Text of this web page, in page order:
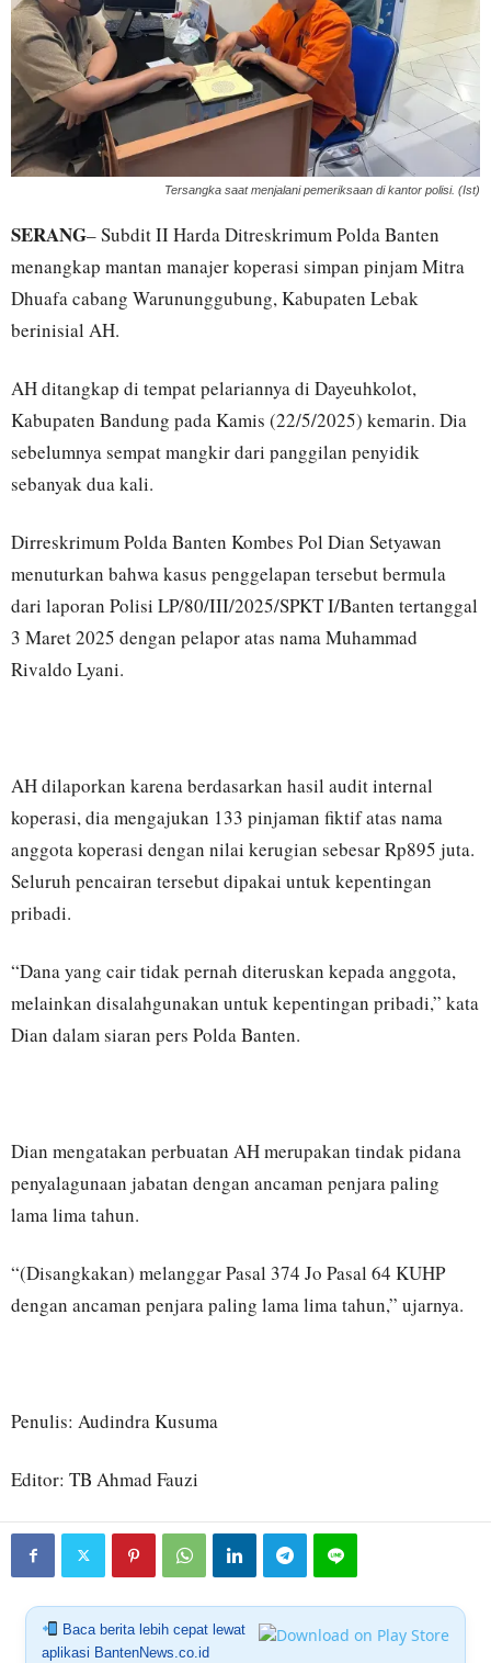
Tersangka saat menjalani pemeriksaan di kantor polisi. (Ist)
SERANG– Subdit II Harda Ditreskrimum Polda Banten
menangkap mantan manajer koperasi simpan pinjam Mitra
Dhuafa cabang Warununggubung, Kabupaten Lebak
berinisial AH.
AH ditangkap di tempat pelariannya di Dayeuhkolot,
Kabupaten Bandung pada Kamis (22/5/2025) kemarin. Dia
sebelumnya sempat mangkir dari panggilan penyidik
sebanyak dua kali.
Dirreskrimum Polda Banten Kombes Pol Dian Setyawan
menuturkan bahwa kasus penggelapan tersebut bermula
dari laporan Polisi LP/80/III/2025/SPKT I/Banten tertanggal
3 Maret 2025 dengan pelapor atas nama Muhammad
Rivaldo Lyani.
AH dilaporkan karena berdasarkan hasil audit internal
koperasi, dia mengajukan 133 pinjaman fiktif atas nama
anggota koperasi dengan nilai kerugian sebesar Rp895 juta.
Seluruh pencairan tersebut dipakai untuk kepentingan
pribadi.
“Dana yang cair tidak pernah diteruskan kepada anggota,
melainkan disalahgunakan untuk kepentingan pribadi,” kata
Dian dalam siaran pers Polda Banten.
Dian mengatakan perbuatan AH merupakan tindak pidana
penyalagunaan jabatan dengan ancaman penjara paling
lama lima tahun.
“(Disangkakan) melanggar Pasal 374 Jo Pasal 64 KUHP
dengan ancaman penjara paling lama lima tahun,” ujarnya.
Penulis: Audindra Kusuma
Editor: TB Ahmad Fauzi
Baca berita lebih cepat lewat
aplikasi BantenNews.co.id